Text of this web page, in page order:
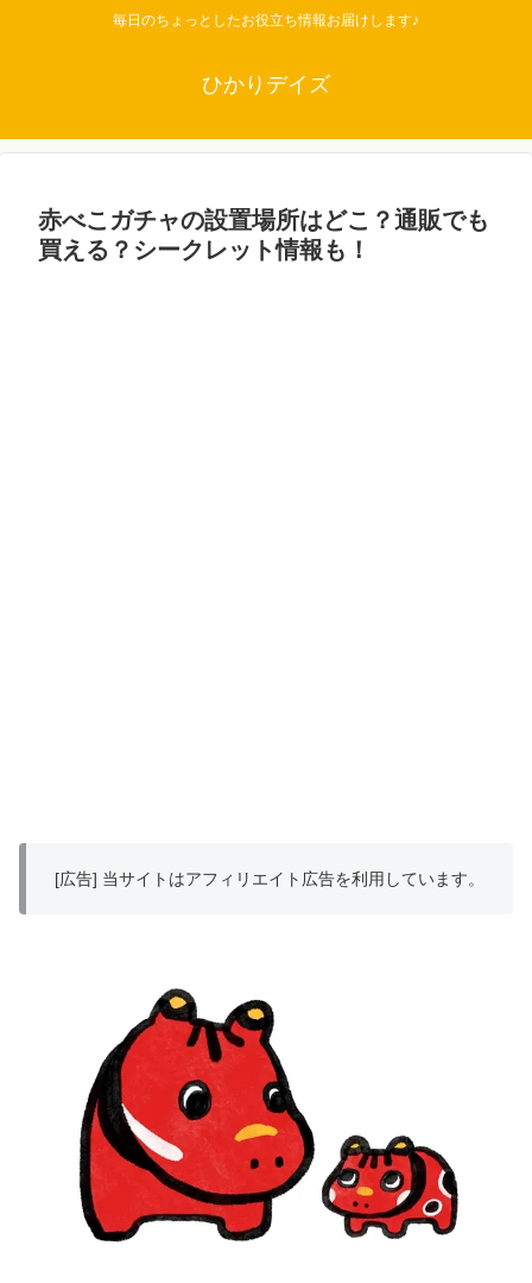
毎日のちょっとしたお役立ち情報お届けします♪
ひかりデイズ
赤べこガチャの設置場所はどこ？通販でも
買える？シークレット情報も！
[広告] 当サイトはアフィリエイト広告を利用しています。